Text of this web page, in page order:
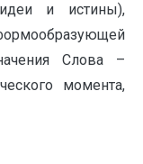
и истины),
Слова –
момента,